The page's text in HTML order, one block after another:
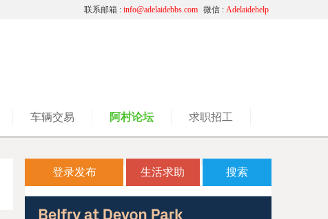
微信 : Adelaidehelp
联系邮箱 : info@adelaidebbs.com
车辆交易 阿村论坛 求职招工
登录发布 生活求助 搜索